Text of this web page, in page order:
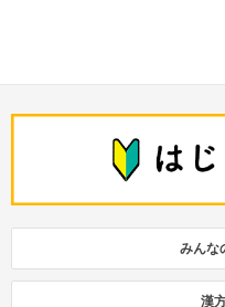
みんな
漢